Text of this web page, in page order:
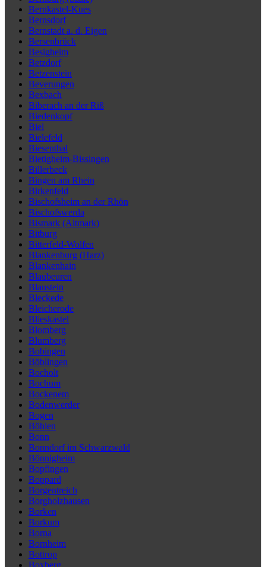
Bernkastel-Kues
Bernsdorf
Bernstadt a. d. Eigen
Bersenbrück
Besigheim
Betzdorf
Betzenstein
Beverungen
Bexbach
Biberach an der Riß
Biedenkopf
Biel
Bielefeld
Biesenthal
Bietigheim-Bissingen
Billerbeck
Bingen am Rhein
Birkenfeld
Bischofsheim an der Rhön
Bischofswerda
Bismark (Altmark)
Bitburg
Bitterfeld-Wolfen
Blankenburg (Harz)
Blankenhain
Blaubeuren
Blaustein
Bleckede
Bleicherode
Blieskastel
Blomberg
Blumberg
Bobingen
Böblingen
Bocholt
Bochum
Bockenem
Bodenwerder
Bogen
Böhlen
Bonn
Bonndorf im Schwarzwald
Bönnigheim
Bopfingen
Boppard
Borgentreich
Borgholzhausen
Borken
Borkum
Borna
Bornheim
Bottrop